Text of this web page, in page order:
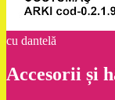
cu dantelă
Accesorii și